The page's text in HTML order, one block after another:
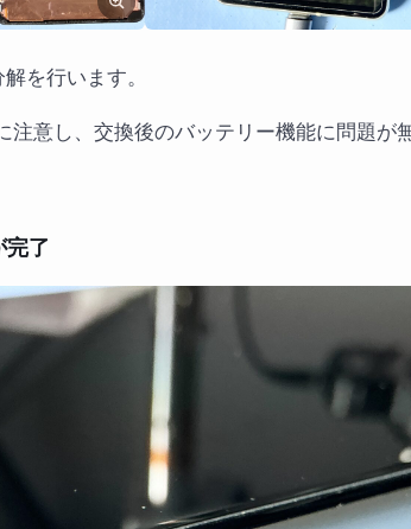
を行います。
注意し、交換後のバッテリー機能に問題が
了